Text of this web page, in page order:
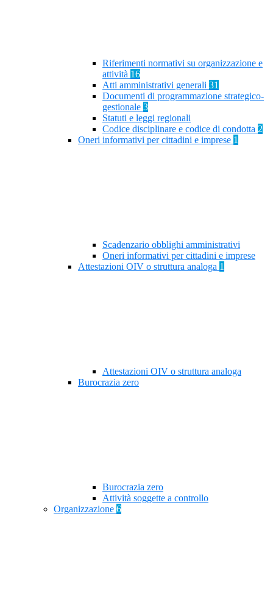
Riferimenti normativi su organizzazione e
attività 16
Atti amministrativi generali 31
Documenti di programmazione strategico-
gestionale 3
Statuti e leggi regionali
Codice disciplinare e codice di condotta 2
Oneri informativi per cittadini e imprese 1
Scadenzario obblighi amministrativi
Oneri informativi per cittadini e imprese
Attestazioni OIV o struttura analoga 1
Attestazioni OIV o struttura analoga
Burocrazia zero
Burocrazia zero
Attività soggette a controllo
Organizzazione 6